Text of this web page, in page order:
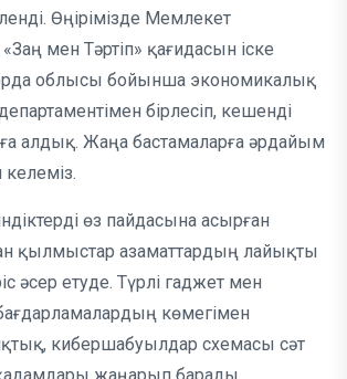
Өңірімізде Мемлекет
мен Тәртіп» қағидасын іске
облысы бойынша экономикалық
бірлесіп, кешенді
алдық. Жаңа бастамаларға әрдайым
келеміз.
өз пайдасына асырған
қылмыстар азаматтардың лайықты
әсер етуде. Түрлі гаджет мен
көмегімен
кибершабуылдар схемасы сәт